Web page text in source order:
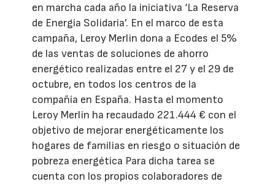
en marcha cada año la iniciativa ‘La Reserva
de Energía Solidaria’. En el marco de esta
campaña, Leroy Merlin dona a Ecodes el 5%
de las ventas de soluciones de ahorro
energético realizadas entre el 27 y el 29 de
octubre, en todos los centros de la
compañía en España. Hasta el momento
Leroy Merlin ha recaudado 221.444 € con el
objetivo de mejorar energéticamente los
hogares de familias en riesgo o situación de
pobreza energética Para dicha tarea se
cuenta con los propios colaboradores de